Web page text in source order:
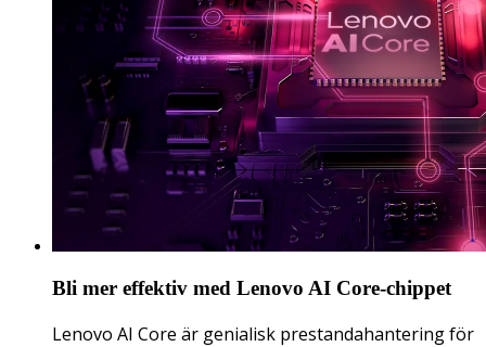
Bli mer effektiv med Lenovo AI Core-chippet
Lenovo AI Core är genialisk prestandahantering för